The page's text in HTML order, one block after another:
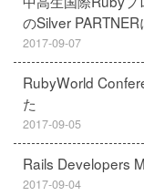
のSilver PARTNER
2017-09-07
RubyWorld
た
2017-09-05
Rails Developers
2017-09-04